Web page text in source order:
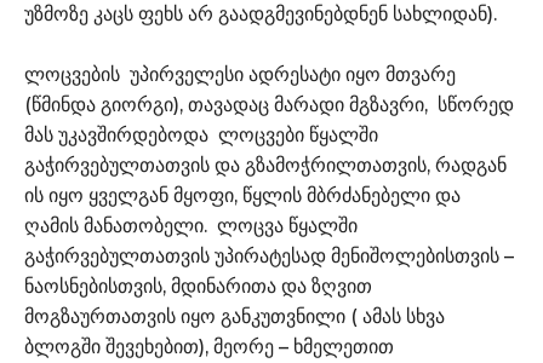
უზმოზე კაცს ფეხს არ გაადგმევინებდნენ სახლიდან).
ლოცვების უპირველესი ადრესატი იყო მთვარე
(წმინდა გიორგი), თავადაც მარადი მგზავრი, სწორედ
მას უკავშირდებოდა ლოცვები წყალში
გაჭირვებულთათვის და გზამოჭრილთათვის, რადგან
ის იყო ყველგან მყოფი, წყლის მბრძანებელი და
ღამის მანათობელი. ლოცვა წყალში
გაჭირვებულთათვის უპირატესად მენიშოლებისთვის –
ნაოსნებისთვის, მდინარითა და ზღვით
მოგზაურთათვის იყო განკუთვნილი ( ამას სხვა
ბლოგში შევეხებით), მეორე – ხმელეთით